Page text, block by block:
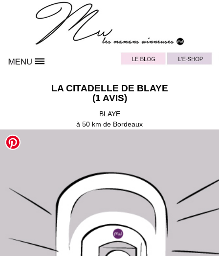
LA CITADELLE DE BLAYE
(1 AVIS)
BLAYE
à 50 km de Bordeaux